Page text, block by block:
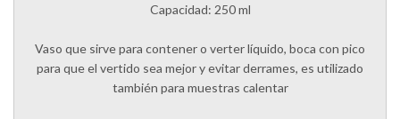
Capacidad: 250 ml
Vaso que sirve para contener o verter líquido, boca con pico
para que el vertido sea mejor y evitar derrames, es utilizado
también para muestras calentar